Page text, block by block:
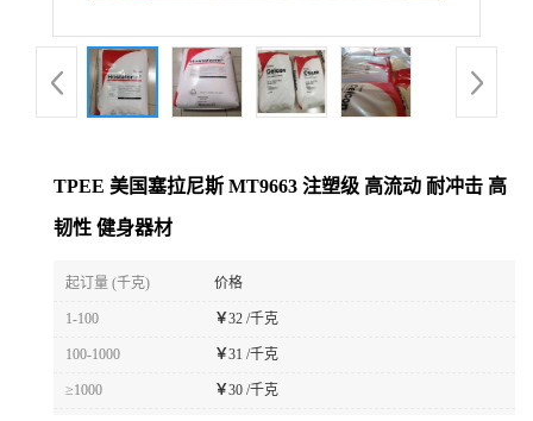
品
展
TPEE 美国塞拉尼斯 MT9663 注塑级 高流动 耐冲击 高
韧性 健身器材
起订量 (千克) 价格
1-100 ￥32 /千克
100-1000 ￥31 /千克
≥1000 ￥30 /千克